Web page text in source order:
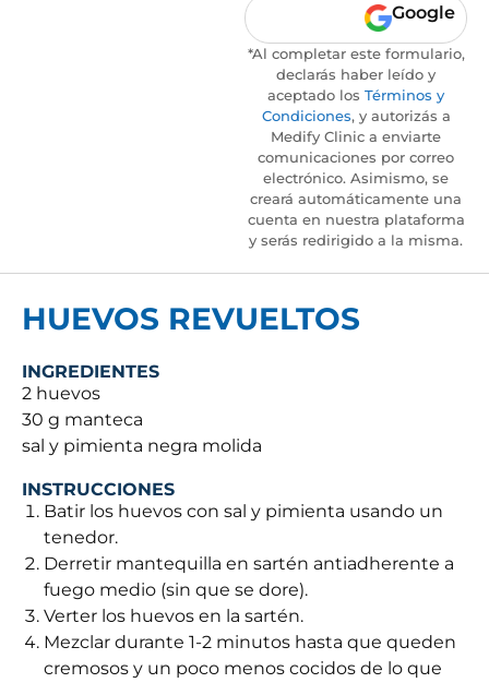
Google
*Al completar este formulario,
declarás haber leído y
aceptado los Términos y
Condiciones, y autorizás a
Medify Clinic a enviarte
comunicaciones por correo
electrónico. Asimismo, se
creará automáticamente una
cuenta en nuestra plataforma
y serás redirigido a la misma.
HUEVOS REVUELTOS
INGREDIENTES
2 huevos
30 g manteca
sal y pimienta negra molida
INSTRUCCIONES
Batir los huevos con sal y pimienta usando un
tenedor.
Derretir mantequilla en sartén antiadherente a
fuego medio (sin que se dore).
Verter los huevos en la sartén.
Mezclar durante 1-2 minutos hasta que queden
cremosos y un poco menos cocidos de lo que